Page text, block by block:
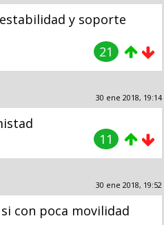
y soporte
21
30 ene 2018, 19:14
11
30 ene 2018, 19:52
con poca movilidad